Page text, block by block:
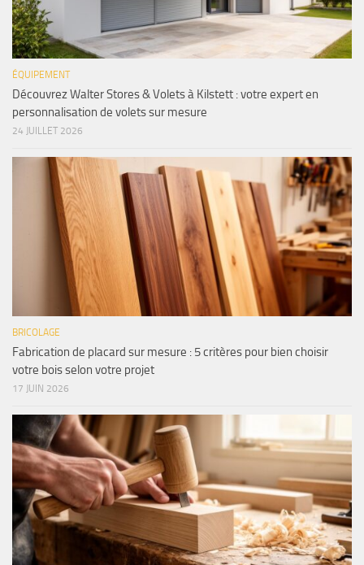
ÉQUIPEMENT
Découvrez Walter Stores & Volets à Kilstett : votre expert en
personnalisation de volets sur mesure
24 JUILLET 2026
BRICOLAGE
Fabrication de placard sur mesure : 5 critères pour bien choisir
votre bois selon votre projet
17 JUIN 2026